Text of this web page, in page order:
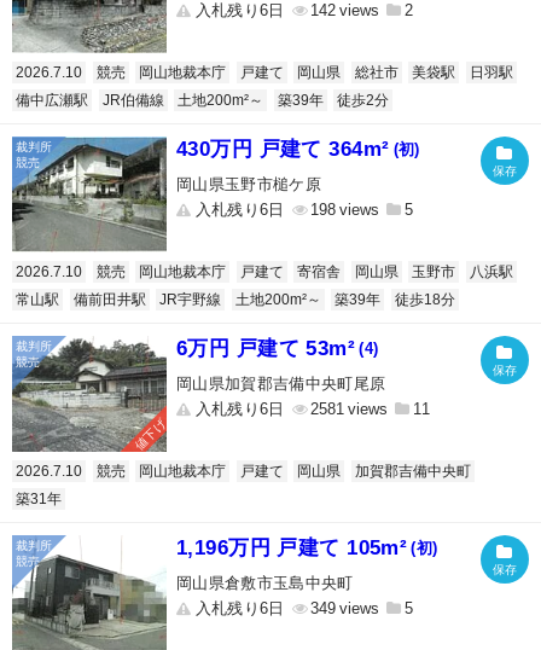
入札残り6日
142 2
2026.7.10 競売 岡山地裁本庁 戸建て 岡山県 総社市 美袋駅
日羽駅
備中広瀬駅
JR伯備線 土地200m²～ 築39年 徒歩2分
430万円 戸建て 364m² (初)
岡山県玉野市槌ケ原
入札残り6日
198 5
2026.7.10 競売 岡山地裁本庁 戸建て 寄宿舎 岡山県 玉野市
八浜駅
常山駅
備前田井駅 JR宇野線 土地200m²～ 築39年 徒歩18分
値下げ
6万円 戸建て 53m² (4)
岡山県加賀郡吉備中央町尾原
入札残り6日
2581 11
2026.7.10 競売 岡山地裁本庁 戸建て 岡山県
加賀郡吉備中央町
築31年
1,196万円 戸建て 105m² (初)
岡山県倉敷市玉島中央町
入札残り6日
349 5